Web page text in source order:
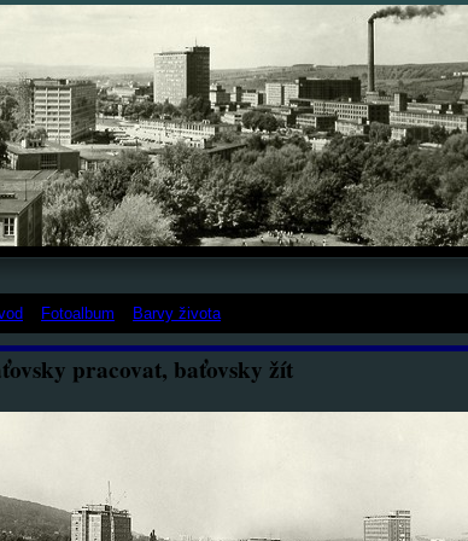
Fotoalbum Barvy života»
pracovat, baťovsky žít